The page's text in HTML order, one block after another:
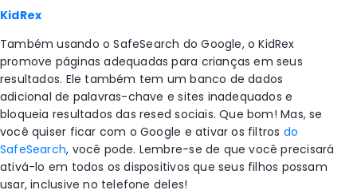
KidRex
Também usando o SafeSearch do Google, o KidRex
promove páginas adequadas para crianças em seus
resultados. Ele também tem um banco de dados
adicional de palavras-chave e sites inadequados e
bloqueia resultados das resed sociais. Que bom!Mas, se
você quiser ficar com o Google e ativar os filtros do
SafeSearch, você pode. Lembre-se de que você precisará
ativá-lo em todos os dispositivos que seus filhos possam
usar, inclusive no telefone deles!